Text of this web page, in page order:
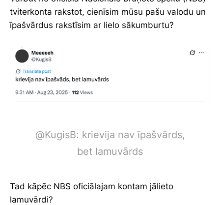
tviterkonta rakstot, cienīsim mūsu pašu valodu un
īpašvārdus rakstīsim ar lielo sākumburtu?
@KugisB: krievija nav īpašvārds,
bet lamuvārds
Tad kāpēc NBS oficiālajam kontam jālieto
lamuvārdi?